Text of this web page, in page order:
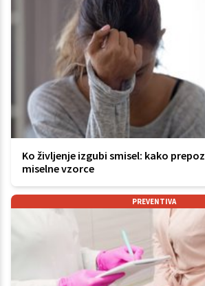
Ko življenje izgubi smisel: kako
miselne vzorce
PREVENTIVA